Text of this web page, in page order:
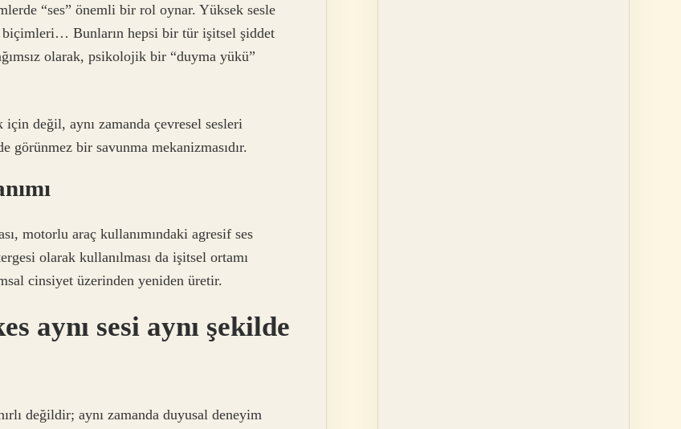
“ses” önemli bir rol oynar. Yüksek sesle
biçimleri… Bunların hepsi bir tür işitsel şiddet
olarak, psikolojik bir “duyma yükü”
değil, aynı zamanda çevresel sesleri
görünmez bir savunma mekanizmasıdır.
motorlu araç kullanımındaki agresif ses
olarak kullanılması da işitsel ortamı
cinsiyet üzerinden yeniden üretir.
aynı sesi aynı şekilde
değildir; aynı zamanda duyusal deneyim